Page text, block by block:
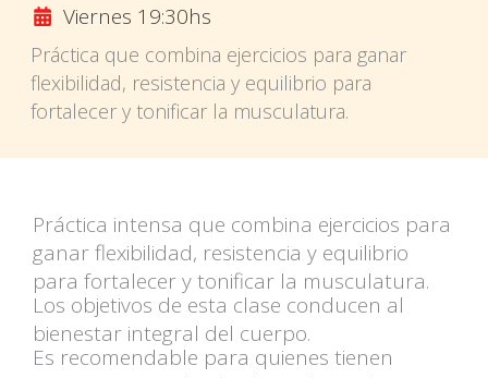
Viernes 19:30hs
Práctica que combina ejercicios para ganar
flexibilidad, resistencia y equilibrio para
fortalecer y tonificar la musculatura.
Práctica intensa que combina ejercicios para
ganar flexibilidad, resistencia y equilibrio
para fortalecer y tonificar la musculatura.
Los objetivos de esta clase conducen al
bienestar integral del cuerpo.
Es recomendable para quienes tienen